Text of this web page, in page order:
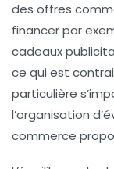
des offres
financer par
cadeaux
ce qui est
particulière
l’organisation
commerce